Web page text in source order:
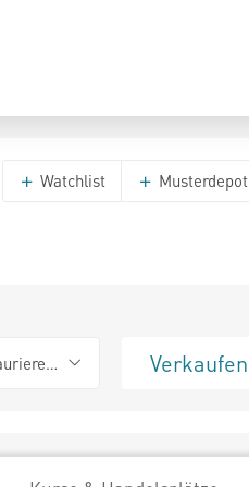
Watchlist Musterdepot
Verkaufen